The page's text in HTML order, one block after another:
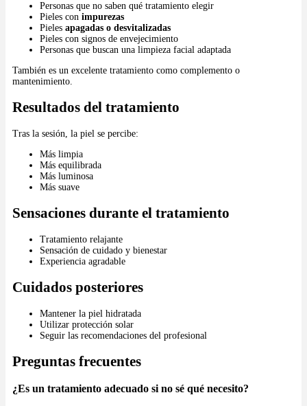
Personas que no saben qué tratamiento elegir
Pieles con impurezas
Pieles apagadas o desvitalizadas
Pieles con signos de envejecimiento
Personas que buscan una limpieza facial adaptada
También es un excelente tratamiento como complemento o
mantenimiento.
Resultados del tratamiento
Tras la sesión, la piel se percibe:
Más limpia
Más equilibrada
Más luminosa
Más suave
Sensaciones durante el tratamiento
Tratamiento relajante
Sensación de cuidado y bienestar
Experiencia agradable
Cuidados posteriores
Mantener la piel hidratada
Utilizar protección solar
Seguir las recomendaciones del profesional
Preguntas frecuentes
¿Es un tratamiento adecuado si no sé qué necesito?